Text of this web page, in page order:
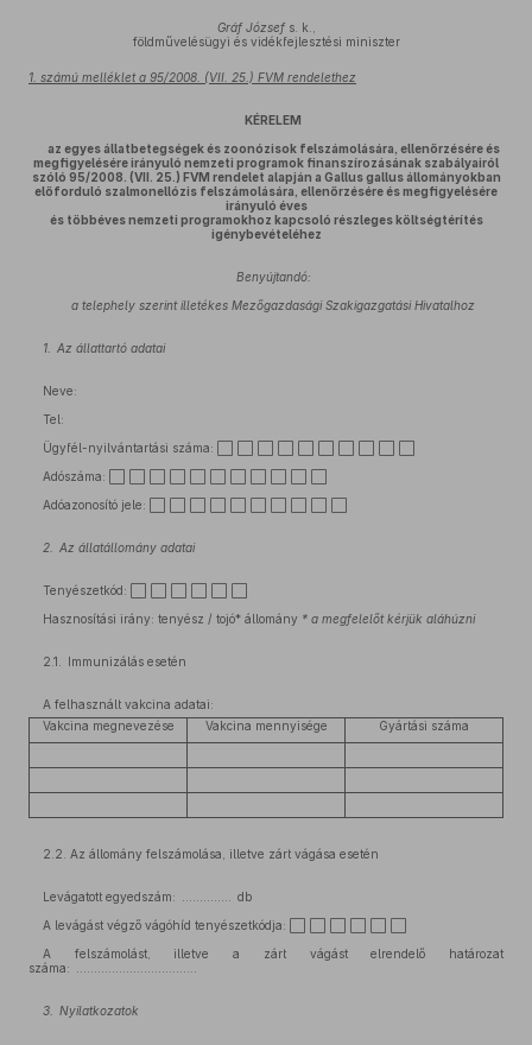
Gráf Józsefs. k.,
földművelésügyi és vidékfejlesztési miniszter
1. számú melléklet a 95/2008. (VII. 25.) FVM rendelethez
KÉRELEM
az egyes állatbetegségek és zoonózisok felszámolására, ellenőrzésére és
megfigyelésére irányuló nemzeti programok finanszírozásának szabályairól
szóló 95/2008. (VII. 25.) FVM rendelet alapján a Gallus gallus állományokban
előforduló szalmonellózis felszámolására, ellenőrzésére és megfigyelésére
irányuló éves
és többéves nemzeti programokhoz kapcsoló részleges költségtérítés
igénybevételéhez
Benyújtandó:
a telephely szerint illetékes Mezőgazdasági Szakigazgatási Hivatalhoz
1. Az állattartó adatai
Neve:
Tel:
Ügyfél-nyilvántartási száma: ⬜ ⬜ ⬜ ⬜ ⬜ ⬜ ⬜ ⬜ ⬜ ⬜
Adószáma: ⬜ ⬜ ⬜ ⬜ ⬜ ⬜ ⬜ ⬜ ⬜ ⬜ ⬜
Adóazonosító jele: ⬜ ⬜ ⬜ ⬜ ⬜ ⬜ ⬜ ⬜ ⬜ ⬜
2. Az állatállomány adatai
Tenyészetkód: ⬜ ⬜ ⬜ ⬜ ⬜ ⬜
Hasznosítási irány: tenyész / tojó* állomány * a megfelelőt kérjük aláhúzni
2.1. Immunizálás esetén
A felhasznált vakcina adatai:
Vakcina megnevezése
Vakcina mennyisége Gyártási száma
2.2. Az állomány felszámolása, illetve zárt vágása esetén
Levágatott egyedszám: .............. db
A levágást végző vágóhíd tenyészetkódja: ⬜ ⬜ ⬜ ⬜ ⬜ ⬜
A felszámolást, illetve a zárt vágást elrendelő határozat
száma: ..................................
3. Nyilatkozatok